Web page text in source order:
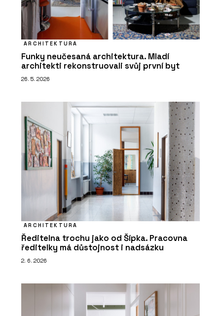
ARCHITEKTURA
Funky neučesaná architektura. Mladí
architekti rekonstruovali svůj první byt
26. 5. 2026
ARCHITEKTURA
Ředitelna trochu jako od Šípka. Pracovna
ředitelky má důstojnost i nadsázku
2. 6. 2026